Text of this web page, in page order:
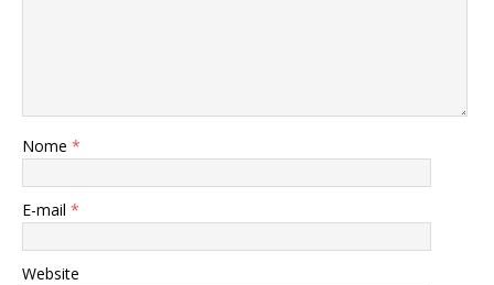
Nome *
E-mail *
Website